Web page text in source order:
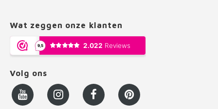
Wat zeggen onze klanten
Volg ons